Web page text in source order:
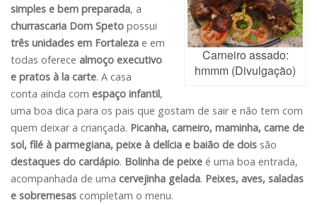
Carneiro assado:
hmmm (Divulgação)
simples e bem preparada, a
churrascaria Dom Speto possui
três unidades em Fortaleza e em
todas oferece almoço executivo
e pratos à la carte. A casa
conta ainda com espaço infantil,
uma boa dica para os pais que gostam de sair e não tem com
quem deixar a criançada. Picanha, carneiro, maminha, carne de
sol, filé à parmegiana, peixe à delícia e baião de dois são
destaques do cardápio. Bolinha de peixe é uma boa entrada,
acompanhada de uma cervejinha gelada. Peixes, aves, saladas
e sobremesas completam o menu.